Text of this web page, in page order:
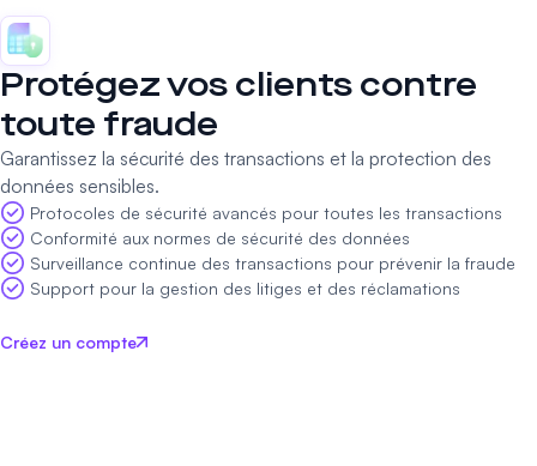
Protégez vos clients contre
toute fraude
Garantissez la sécurité des transactions et la protection des
données sensibles.
Protocoles de sécurité avancés pour toutes les transactions
Conformité aux normes de sécurité des données
Surveillance continue des transactions pour prévenir la fraude
Support pour la gestion des litiges et des réclamations
Créez un compte